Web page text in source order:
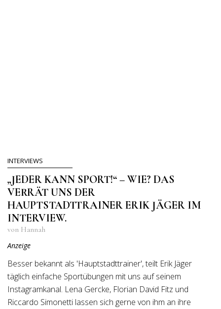
INTERVIEWS
„JEDER KANN SPORT!“ – WIE? DAS
VERRÄT UNS DER
HAUPTSTADTTRAINER ERIK JÄGER IM
INTERVIEW.
von Hannah
Anzeige
Besser bekannt als 'Hauptstadttrainer', teilt Erik Jäger
täglich einfache Sportübungen mit uns auf seinem
Instagramkanal. Lena Gercke, Florian David Fitz und
Riccardo Simonetti lassen sich gerne von ihm an ihre